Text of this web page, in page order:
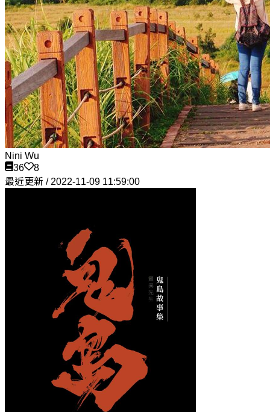
Nini Wu
36
8
最近更新 / 2022-11-09 11:59:00